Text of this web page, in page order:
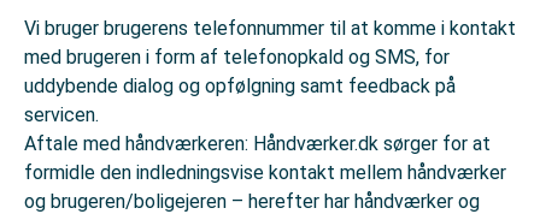
Vi bruger brugerens telefonnummer til at komme i kontakt
med brugeren i form af telefonopkald og SMS, for
uddybende dialog og opfølgning samt feedback på
servicen.
Aftale med håndværkeren: Håndværker.dk sørger for at
formidle den indledningsvise kontakt mellem håndværker
og brugeren/boligejeren – herefter har håndværker og